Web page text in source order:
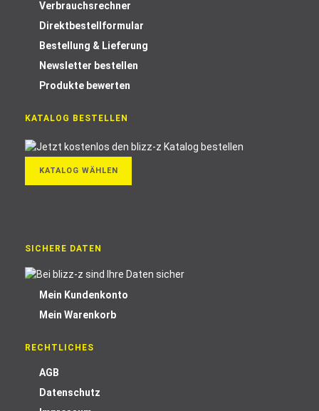
Verbrauchsrechner
Direktbestellformular
Bestellung & Lieferung
Newsletter bestellen
Produkte bewerten
KATALOG BESTELLEN
KATALOG WÄHLEN
SICHERE DATEN
Mein Kundenkonto
Mein Warenkorb
RECHTLICHES
AGB
Datenschutz